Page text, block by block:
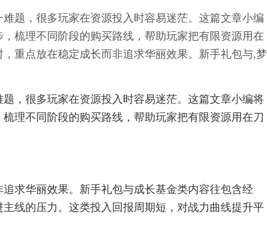
题，很多玩家在资源投入时容易迷茫。这篇文章小编
梳理不同阶段的购买路线，帮助玩家把有限资源用在
重点放在稳定成长而非追求华丽效果。新手礼包与,梦
，很多玩家在资源投入时容易迷茫。这篇文章小编将
理不同阶段的购买路线，帮助玩家把有限资源用在刀
求华丽效果。新手礼包与成长基金类内容往包含经
线的压力。这类投入回报周期短，对战力曲线提升平